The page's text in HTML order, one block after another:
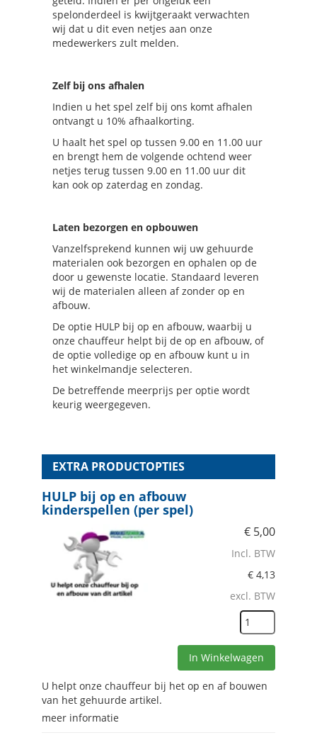
spelonderdeel is kwijtgeraakt verwachten
wij dat u dit even netjes aan onze
medewerkers zult melden.
Zelf bij ons afhalen
Indien u het spel zelf bij ons komt afhalen
ontvangt u 10% afhaalkorting.
U haalt het spel op tussen 9.00 en 11.00 uur
en brengt hem de volgende ochtend weer
netjes terug tussen 9.00 en 11.00 uur dit
kan ook op zaterdag en zondag.
Laten bezorgen en opbouwen
Vanzelfsprekend kunnen wij uw gehuurde
materialen ook bezorgen en ophalen op de
door u gewenste locatie. Standaard leveren
wij de materialen alleen af zonder op en
afbouw.
De optie HULP bij op en afbouw, waarbij u
onze chauffeur helpt bij de op en afbouw, of
de optie volledige op en afbouw kunt u in
het winkelmandje selecteren.
De betreffende meerprijs per optie wordt
keurig weergegeven.
EXTRA PRODUCTOPTIES
HULP bij op en afbouw
kinderspellen (per spel)
€ 5,00
Incl. BTW
€ 4,13
excl. BTW
In Winkelwagen
U helpt onze chauffeur bij het op en af bouwen
van het gehuurde artikel.
meer informatie